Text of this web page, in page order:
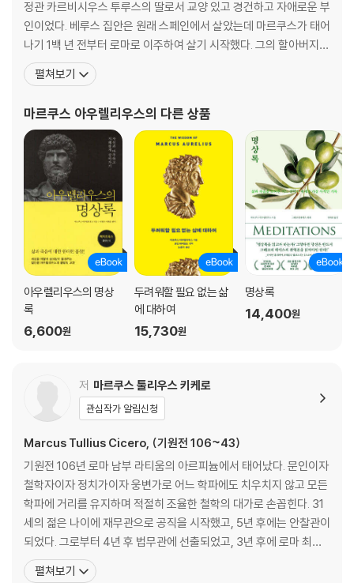
정관 카르비시우스 투루스의 딸로서 교양 있고 경건하고 자애로운 부
인이었다. 베루스 집안은 원래 스페인에서 살았는데 마르쿠스가 태어
나기 1백 년 전부터 로마로 이주하여 살기 시작했다. 그의 할아버지
안토니우스 베루스는 총독, 집정관, 원로원 등의 요직을 지냈다. 아우
렐리우스는 여덟 살 때 아버지가 죽자, 할아버지 슬하에서 자랐다. 어
약하여 학교에 다니지 않고 훌륭한 가정교사들로부터
펼쳐보기
마르쿠스 아우렐리우스의 다른 상품
아우렐리우스의 명상
록
6,600원
두려워할 필요 없는 삶
에 대하여
15,730원
명상록
14,400원
저 마르쿠스 툴리우스 키케로
관심작가 알림신청
Marcus Tullius Cicero, (기원전 106~43)
기원전 106년 로마 남부 라티움의 아르피늄에서 태어났다. 문인이자
철학자이자 정치가이자 웅변가로 어느 학파에도 치우치지 않고 모든
학파에 거리를 유지하며 적절히 조율한 철학의 대가로 손꼽힌다. 31
세의 젊은 나이에 재무관으로 공직을 시작했고, 5년 후에는 안찰관이
되었다. 그로부터 4년 후 법무관에 선출되었고, 3년 후에 로마 최고
의 관직인 집정관에 오르면서 정치적으로도 최고의 명성을 얻었다.
원로원 중심의 공화체제를 옹호하며 카이사르의 독재정치에 반대하
펼쳐보기